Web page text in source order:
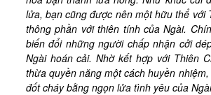
lửa, bạn cũng được nên một hữu thể với
thông phần với thiên tính của Ngài.
biến đổi những người chấp nhận cởi
Ngài hoán cải. Nhờ kết hợp với Thiên
thừa quyền năng một cách huyền
đốt cháy bằng ngọn lửa tình yêu của